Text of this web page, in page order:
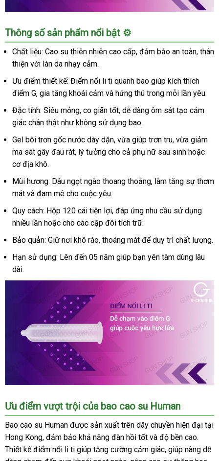
Bao
cao
su
Human
hương
dâu
hộp
cái
-
mỏng
kích
thích
Thông số sản phẩm nổi bật ⚙️
Chất liệu: Cao su thiên nhiên cao cấp, đảm bảo an toàn, thân
thiện với làn da nhạy cảm.
Ưu điểm thiết kế: Điểm nổi li ti quanh bao giúp kích thích
điểm G, gia tăng khoái cảm và hứng thú trong mỗi lần yêu.
Đặc tính: Siêu mỏng, co giãn tốt, dễ dàng ôm sát tạo cảm
giác chân thật như không sử dụng bao.
Gel bôi trơn gốc nước dày dặn, vừa giúp trơn tru, vừa giảm
ma sát gây đau rát, lý tưởng cho cả phụ nữ sau sinh hoặc
cơ địa khô.
Mùi hương: Dâu ngọt ngào thoang thoảng, làm tăng sự thơm
mát và đam mê cho cuộc yêu.
Quy cách: Hộp 120 cái tiện lợi, đáp ứng nhu cầu sử dụng
nhiều lần hoặc cho các cặp đôi tích trữ.
Bảo quản: Giữ nơi khô ráo, thoáng mát để duy trì chất lượng.
Hạn sử dụng: Lên đến 05 năm giúp bạn yên tâm dùng lâu
dài.
Bao
cao
su
Human
hương
dâu
Ưu điểm vượt trội của bao cao su Human
Bao cao su Human được sản xuất trên dây chuyền hiện đại tại
Hong Kong, đảm bảo khả năng đàn hồi tốt và độ bền cao.
Thiết kế điểm nổi li ti giúp tăng cường cảm giác, giúp nàng dễ